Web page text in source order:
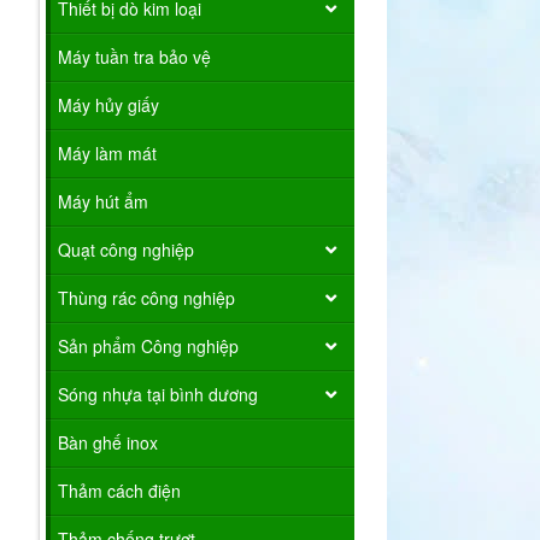
Thiết bị dò kim loại
Máy tuần tra bảo vệ
Máy hủy giấy
Máy làm mát
Máy hút ẩm
Quạt công nghiệp
Thùng rác công nghiệp
Sản phẩm Công nghiệp
Sóng nhựa tại bình dương
Bàn ghế inox
Thảm cách điện